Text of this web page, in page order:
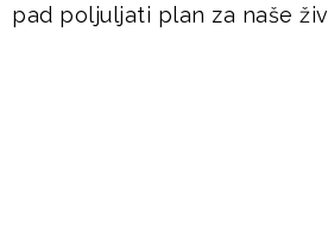
pad poljuljati plan za naše